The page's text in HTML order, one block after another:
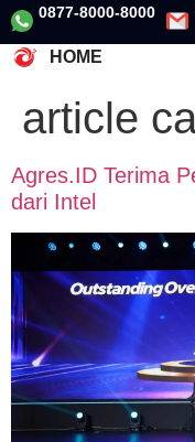
0877-8000-8000
HOME
article
Agres.ID Terima
dari Intel